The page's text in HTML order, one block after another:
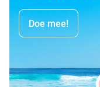
Doe mee!